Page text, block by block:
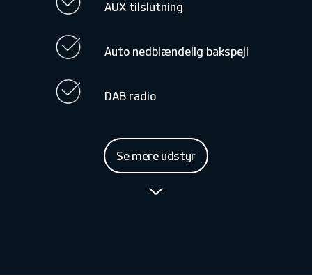
AUX tilslutning
Auto nedblændelig bakspejl
DAB radio
Se mere udstyr